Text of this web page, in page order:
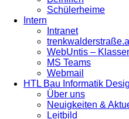
Schülerheime
Intern
Intranet
WebUntis –
MS Teams
Webmail
HTL Bau Informatik
Über uns
Neuigkeiten &
Leitbild